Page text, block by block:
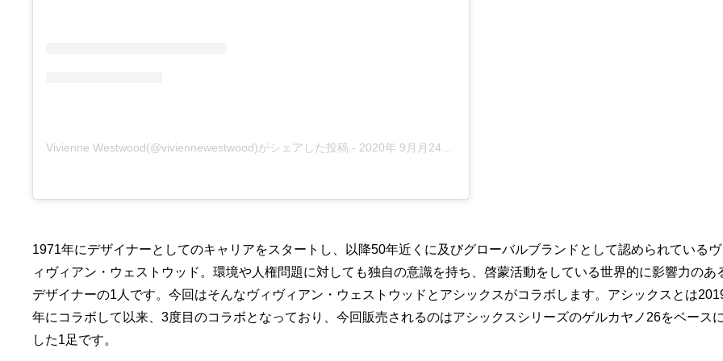
Vivienne Westwood(@viviennewestwood)がシェアした投稿 - 2020年 9月月24日午前10時11分PDT
1971年にデザイナーとしてのキャリアをスタートし、以降50年近くに及びグローバルブランドとして認められているヴ
ィヴィアン・ウェストウッド。環境や人権問題に対しても独自の意識を持ち、啓蒙活動をしている世界的に影響力のあ
デザイナーの1人です。今回はそんなヴィヴィアン・ウェストウッドとアシックスがコラボします。アシックスとは
年にコラボして以来、3度目のコラボとなっており、今回販売されるのはアシックスシリーズのゲルカヤノ26をベースに
した1足です。